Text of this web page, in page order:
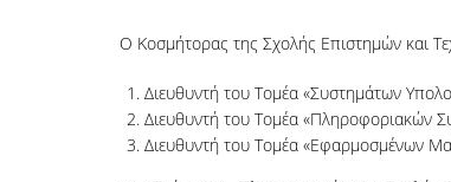
Ο Κοσμήτορας της Σχολής Επιστημών και
Διευθυντή του Τομέα «Συστημάτων
Διευθυντή του Τομέα «Πληροφοριακών
Διευθυντή του Τομέα «Εφαρμοσμένων